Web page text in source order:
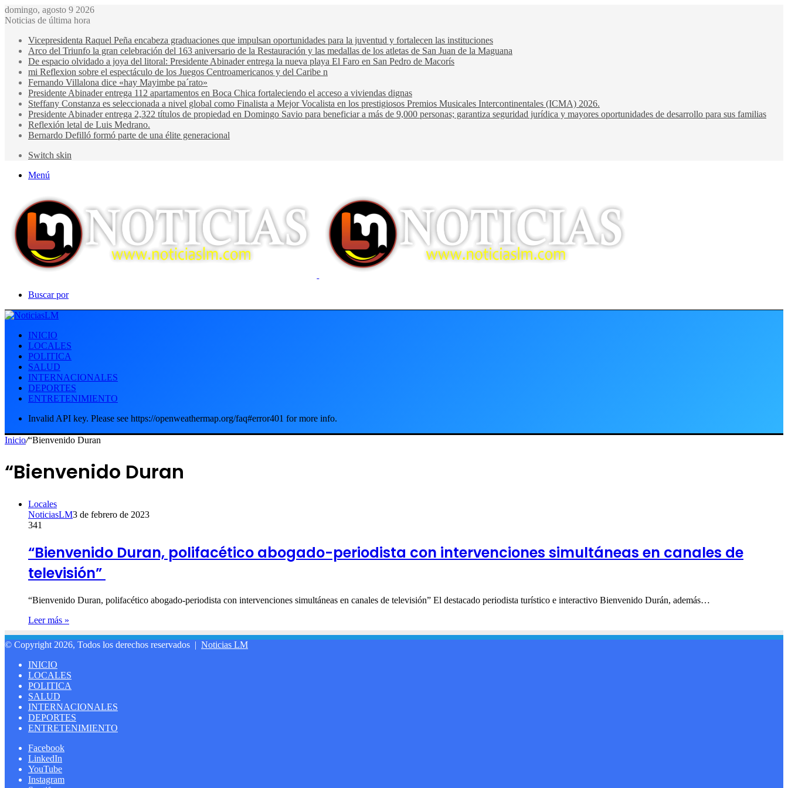
domingo, agosto 9 2026
Noticias de última hora
Vicepresidenta Raquel Peña encabeza graduaciones que impulsan oportunidades para la juventud y fortalecen las instituciones
Arco del Triunfo la gran celebración del 163 aniversario de la Restauración y las medallas de los atletas de San Juan de la Maguana
De espacio olvidado a joya del litoral: Presidente Abinader entrega la nueva playa El Faro en San Pedro de Macorís
mi Reflexion sobre el espectáculo de los Juegos Centroamericanos y del Caribe n
Fernando Villalona dice «hay Mayimbe pa´rato»
Presidente Abinader entrega 112 apartamentos en Boca Chica fortaleciendo el acceso a viviendas dignas
Steffany Constanza es seleccionada a nivel global como Finalista a Mejor Vocalista en los prestigiosos Premios Musicales Intercontinentales (ICMA) 2026.
Presidente Abinader entrega 2,322 títulos de propiedad en Domingo Savio para beneficiar a más de 9,000 personas; garantiza seguridad jurídica y mayores oportunidades de desarrollo para sus familias
Reflexión letal de Luis Medrano.
Bernardo Defilló formó parte de una élite generacional
Switch skin
Menú
Buscar por
INICIO
LOCALES
POLITICA
SALUD
INTERNACIONALES
DEPORTES
ENTRETENIMIENTO
Invalid API key. Please see https://openweathermap.org/faq#error401 for more info.
Inicio/“Bienvenido Duran
“Bienvenido Duran
Locales
NoticiasLM3 de febrero de 2023
341
“Bienvenido Duran, polifacético abogado-periodista con intervenciones simultáneas en canales de
televisión”
“Bienvenido Duran, polifacético abogado-periodista con intervenciones simultáneas en canales de televisión” El destacado periodista turístico e interactivo Bienvenido Durán, además…
Leer más »
© Copyright 2026, Todos los derechos reservados | Noticias LM
INICIO
LOCALES
POLITICA
SALUD
INTERNACIONALES
DEPORTES
ENTRETENIMIENTO
Facebook
LinkedIn
YouTube
Instagram